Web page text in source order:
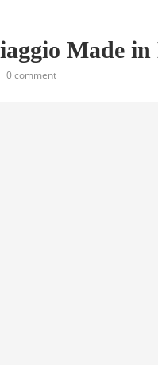
Made in
0 comment